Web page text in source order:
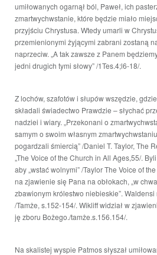
umiłowanych ogarnął ból, Paweł, ich
zmartwychwstanie, które będzie miało
przyjściu Chrystusa. Wtedy umarli w
przemienionymi żyjącymi zabrani zostaną
naprzeciw. „A tak zawsze z Panem
jedni drugich tymi słowy” /1Tes.4;l6-18/.
Z lochów, szafotów i słupów wszędzie,
składali świadectwo Prawdzie – słychać
nadziei i wiary. „Przekonani o
samym o swoim własnym
pogardzali śmiercią” /Daniel T. Taylor, The
„The Voice of the Church in All Ages,55/.
aby „wstać wolnymi” /Taylor The Voice of
na zjawienie się Pana na obłokach, „w
zbawionym królestwo niebieskie”.
/Tamże, s.152-154/. Wikliff widział w
ję zboru Bożego./tamże.s.156.154/.
Na skalistej wyspie Patmos słyszał